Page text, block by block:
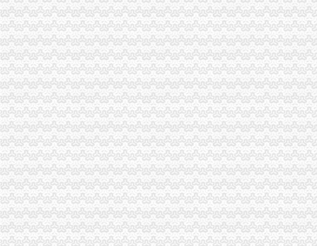
重庆生力运贸有限责任公司石坪桥火车票代售处联系方式_信用报告_
银桥代账公司|代账公司怎么样|金厚会计师（优质商家）_南京金厚会计
重庆市大泽置业代理有限公司石坪桥正街店联系方式_信用报告_工商信
厂家直销大量职业套装现货全国低价批发-石坪桥代理/招商加盟|重庆
桥北高新企业代账多少钱为您省心-中介-十堰网
武昌丁字桥付家坡代账公司 工商企业在开办建设期涉税业务处理_嘉
【重庆农业银行】农业银行重庆石坪桥支行_电话_地址_地图-卡盟网
项目名称：重庆市九龙坡区石坪桥正街24号附7号商业房屋-重庆产
武昌丁字桥有没有代账的。我想请个代账会计_搜问问
重庆赛腾自动化仪表有限公司-重庆
奉贤庄行南桥代账会计整理账变更法人股权增加范围-上海58同城
中南路代理记账、中南路财务代账公司、丁字桥代理记账-会计/审计-
【图】九龙坡工商注册谢家湾石坪桥工商代办代账报税为你服务_重庆
【武珞路代理记账、丁字桥代理记账、武昌会计代账、阅马场会计代账